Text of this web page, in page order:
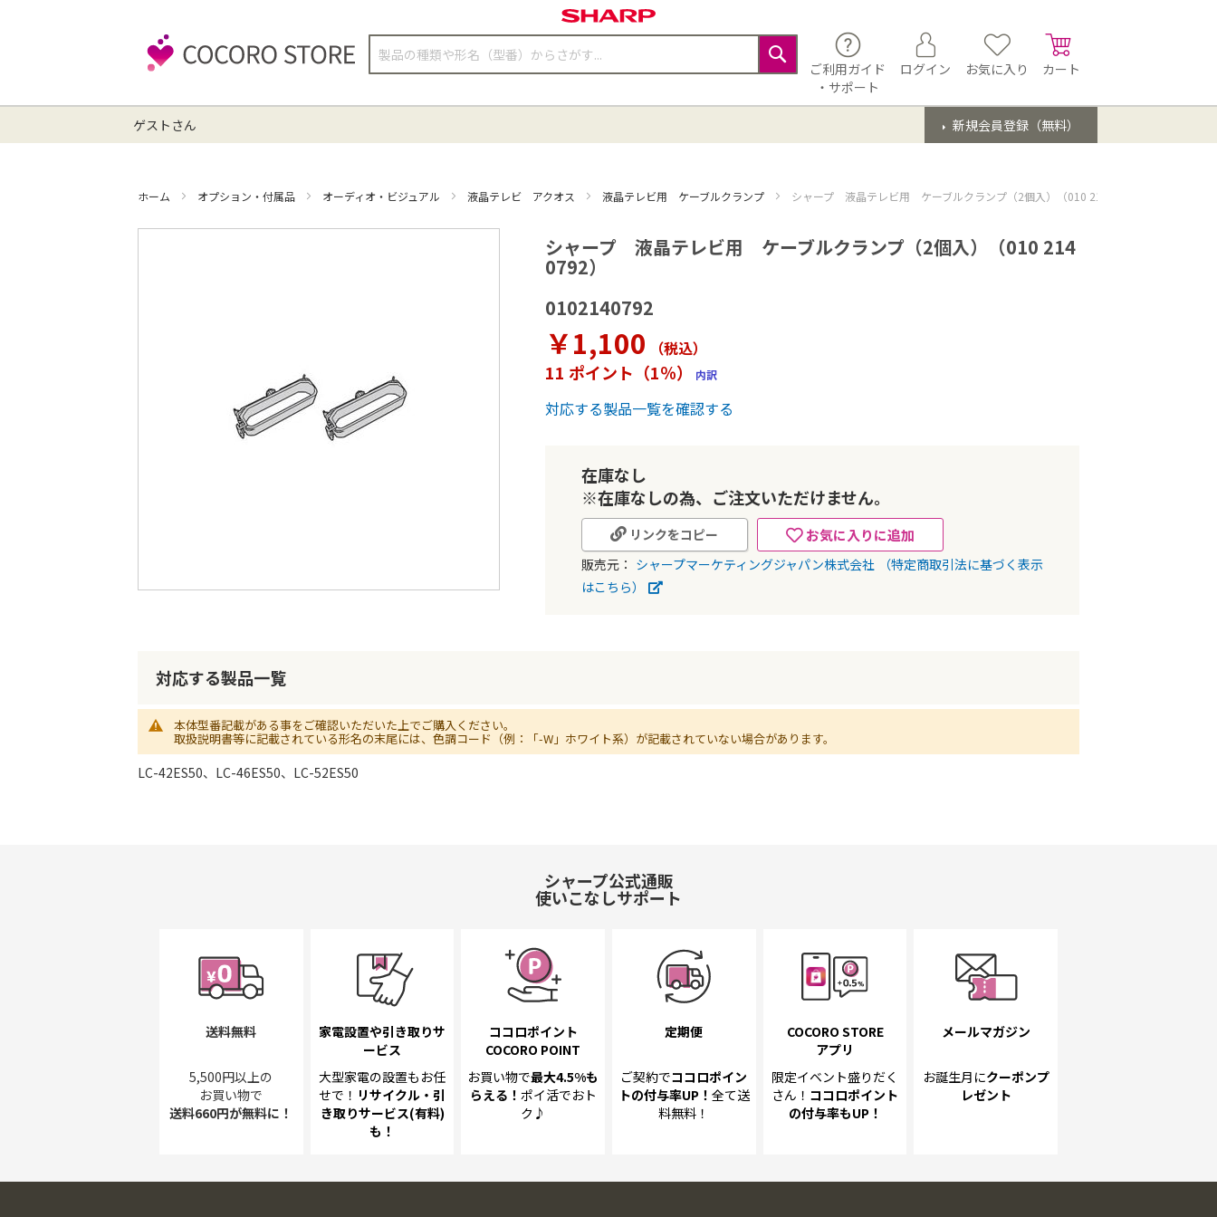
検
検
ご利用ガイド
・サポート
ログイン お気に入り カート
新規会員登録（無料）
ゲストさん
ホーム オプション・付属品 オーディオ・ビジュアル 液晶テレビ アクオス 液晶テレビ用 ケーブルクランプ シャープ 液晶テレビ用 ケーブルクランプ（2個入）（010 214 0792）
シャープ 液晶テレビ用 ケーブルクランプ（2個入）（010 214
0792）
0102140792
￥1,100 （税込）
11 ポイント（1％） 内訳
対応する製品一覧を確認する
在庫なし
※在庫なしの為、ご注文いただけません。
お気に入りに追加
リンクをコピー
販売元： シャープマーケティングジャパン株式会社
（特定商取引法に基づく表示
はこちら）
ャ
ラ
の
対応する製品一覧
本体型番記載がある事をご確認いただいた上でご購入ください。
取扱説明書等に記載されている形名の末尾には、色調コード（例：「-W」ホワイト系）が記載されていない場合があります。
LC-42ES50、LC-46ES50、LC-52ES50
シャープ公式通販
使いこなしサポート
送料無料
5,500円以上の
お買い物で
送料660円が無料に！
家電設置や引き取りサ
ービス
大型家電の設置も お任
せで！ リサイクル・引
き取りサービス(有料)
も！
ココロポイント
COCORO POINT
お買い物で最大4.5%も
らえる！ ポイ活でおト
ク♪
定期便
ご契約でココロポイン
トの付与率UP！ 全て送
料無料！
COCORO STORE
アプリ
限定イベント盛りだく
さん！ ココロポイント
の付与率もUP！
メールマガジン
お誕生月にクーポンプ
レゼント